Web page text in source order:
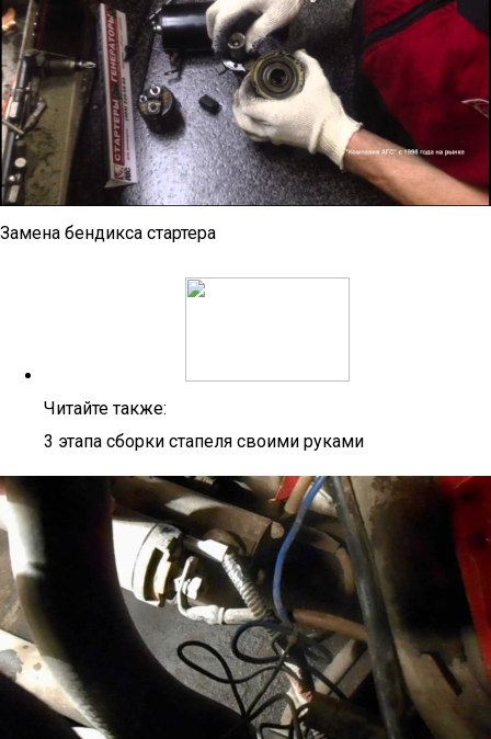
Замена бендикса стартера
Читайте также:
3 этапа сборки стапеля своими руками